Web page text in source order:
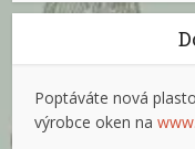
Poptáváte nová
výrobce oken na